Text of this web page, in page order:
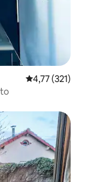
4,77 de uma
4,77 (321)